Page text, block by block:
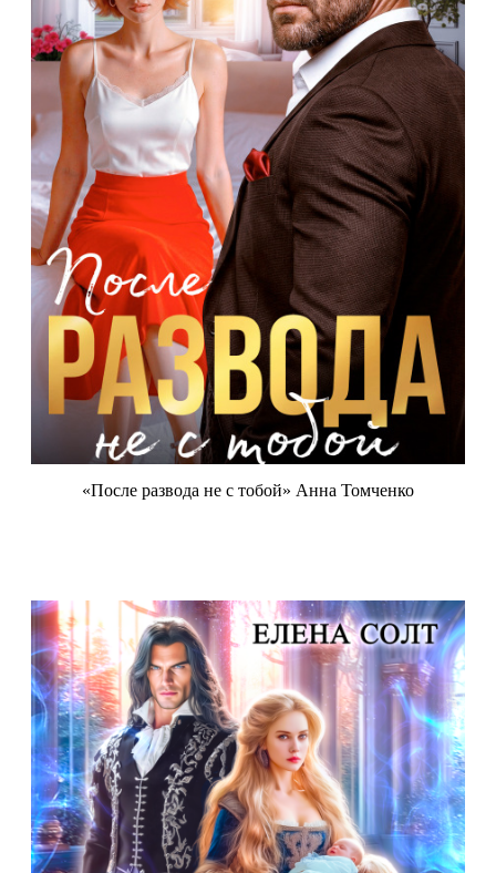
«После развода не с тобой» Анна Томченко